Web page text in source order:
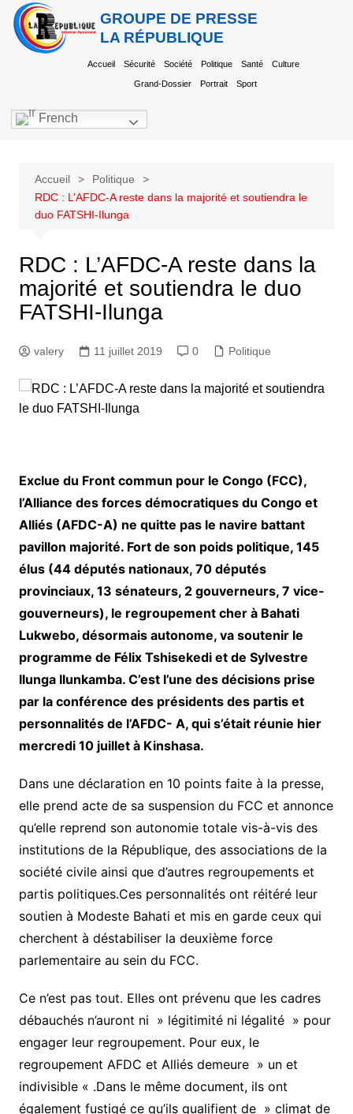
GROUPE DE PRESSE
LA RÉPUBLIQUE
Accueil Sécurité Société Politique Santé Culture
Grand-Dossier Portrait Sport
French
Accueil
Politique
RDC : L’AFDC-A reste dans la majorité et soutiendra le
duo FATSHI-Ilunga
RDC : L’AFDC-A reste dans la
majorité et soutiendra le duo
FATSHI-Ilunga
valery 11 juillet 2019 0 Politique
Exclue du Front commun pour le Congo (FCC),
l’Alliance des forces démocratiques du Congo et
Alliés (AFDC-A) ne quitte pas le navire battant
pavillon majorité. Fort de son poids politique, 145
élus (44 députés nationaux, 70 députés
provinciaux, 13 sénateurs, 2 gouverneurs, 7 vice-
gouverneurs), le regroupement cher à Bahati
Lukwebo, désormais autonome, va soutenir le
programme de Félix Tshisekedi et de Sylvestre
Ilunga Ilunkamba. C’est l’une des décisions prise
par la conférence des présidents des partis et
personnalités de l’AFDC- A, qui s’était réunie hier
mercredi 10 juillet à Kinshasa.
Dans une déclaration en 10 points faite à la presse,
elle prend acte de sa suspension du FCC et annonce
qu’elle reprend son autonomie totale vis-à-vis des
institutions de la République, des associations de la
société civile ainsi que d’autres regroupements et
partis politiques.Ces personnalités ont réitéré leur
soutien à Modeste Bahati et mis en garde ceux qui
cherchent à déstabiliser la deuxième force
parlementaire au sein du FCC.
Ce n’est pas tout. Elles ont prévenu que les cadres
débauchés n’auront ni » légitimité ni légalité » pour
engager leur regroupement. Pour eux, le
regroupement AFDC et Alliés demeure » un et
indivisible « .Dans le même document, ils ont
également fustigé ce qu’ils qualifient de » climat de